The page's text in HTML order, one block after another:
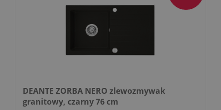
DEANTE ZORBA NERO zlewozmywak
granitowy, czarny 76 cm